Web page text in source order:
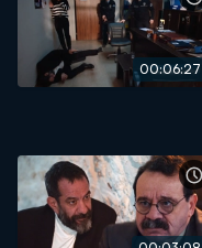
00:06:27